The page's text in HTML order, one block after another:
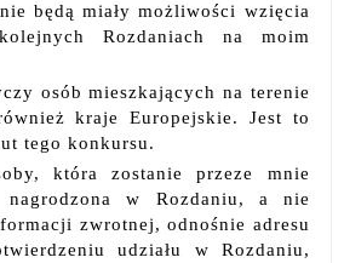
będą miały możliwości wzięcia
Rozdaniach na moim
osób mieszkających na terenie
kraje Europejskie. Jest to
tego konkursu.
która zostanie przeze mnie
nagrodzona w Rozdaniu, a nie
zwrotnej, odnośnie adresu
udziału w Rozdaniu,